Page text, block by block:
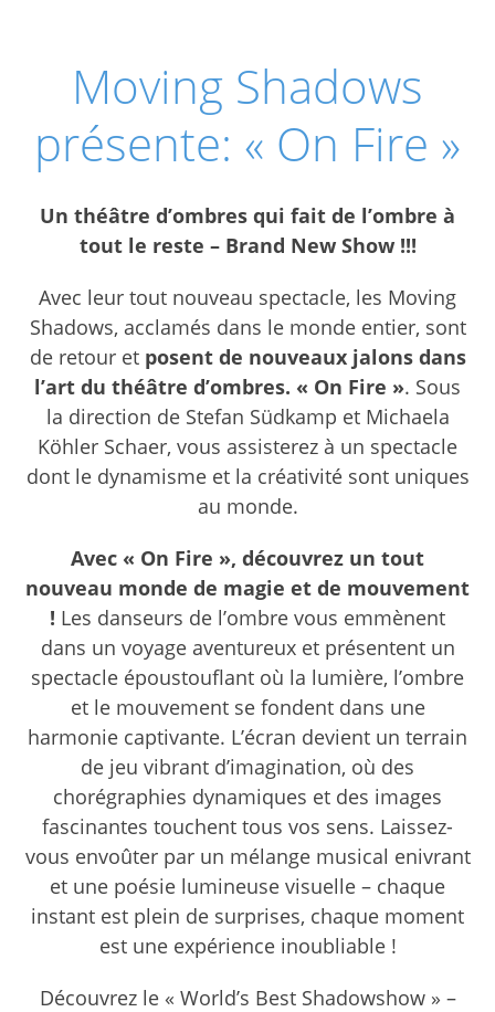
Moving Shadows
présente: « On Fire »
Un théâtre d’ombres qui fait de l’ombre à
tout le reste – Brand New Show !!!
Avec leur tout nouveau spectacle, les Moving
Shadows, acclamés dans le monde entier, sont
de retour et posent de nouveaux jalons dans
l’art du théâtre d’ombres. « On Fire ». Sous
la direction de Stefan Südkamp et Michaela
Köhler Schaer, vous assisterez à un spectacle
dont le dynamisme et la créativité sont uniques
au monde.
Avec « On Fire », découvrez un tout
nouveau monde de magie et de mouvement
! Les danseurs de l’ombre vous emmènent
dans un voyage aventureux et présentent un
spectacle époustouflant où la lumière, l’ombre
et le mouvement se fondent dans une
harmonie captivante. L’écran devient un terrain
de jeu vibrant d’imagination, où des
chorégraphies dynamiques et des images
fascinantes touchent tous vos sens. Laissez-
vous envoûter par un mélange musical enivrant
et une poésie lumineuse visuelle – chaque
instant est plein de surprises, chaque moment
est une expérience inoubliable !
Découvrez le « World’s Best Shadowshow » –